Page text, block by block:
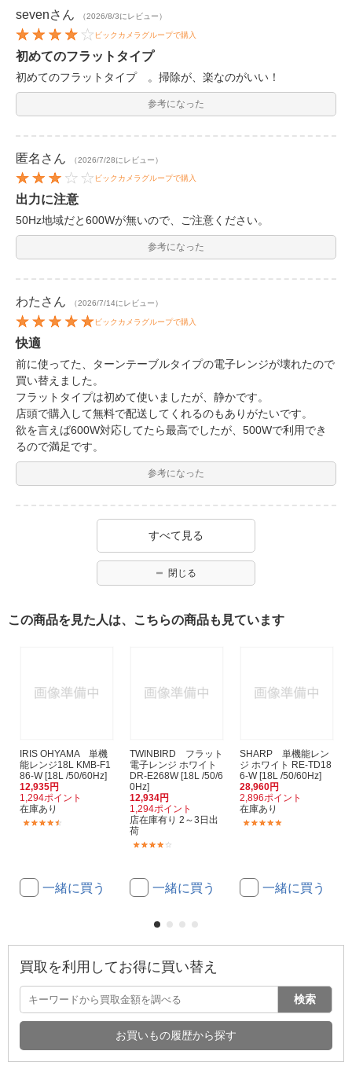
sevenさん （2026/8/3にレビュー）
ビックカメラグループで購入
初めてのフラットタイプ
初めてのフラットタイプ 。掃除が、楽なのがいい！
参考になった
匿名 さん （2026/7/28にレビュー）
ビックカメラグループで購入
出力に注意
50Hz地域だと600Wが無いので、ご注意ください。
参考になった
わた さん （2026/7/14にレビュー）
ビックカメラグループで購入
快適
前に使ってた、ターンテーブルタイプの電子レンジが壊れたので
買い替えました。
フラットタイプは初めて使いましたが、静かです。
店頭で購入して無料で配送してくれるのもありがたいです。
欲を言えば600W対応してたら最高でしたが、500Wで利用でき
るので満足です。
参考になった
すべて見る
閉じる
この商品を見た人は、こちらの商品も見ています
IRIS OHYAMA 単機
能レンジ18L KMB-F1
86-W [18L /50/60Hz]
12,935円
1,294ポイント
在庫あり
一緒に買う
TWINBIRD フラット
電子レンジ ホワイト
DR-E268W [18L /50/6
0Hz]
12,934円
1,294ポイント
店在庫有り 2～3日出
荷
一緒に買う
SHARP 単機能レン
ジ ホワイト RE-TD18
6-W [18L /50/60Hz]
28,960円
2,896ポイント
在庫あり
一緒に買う
買取を利用してお得に買い替え
検索
お買いもの履歴から探す